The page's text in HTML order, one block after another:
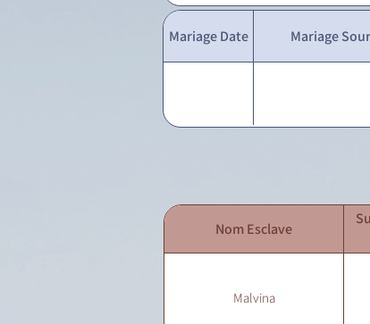
Mariage Date Mariage
Nom Esclave
Malvina